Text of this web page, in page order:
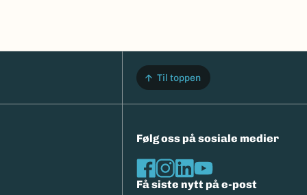
Til toppen
Følg oss på sosiale medier
Få siste nytt på e-post